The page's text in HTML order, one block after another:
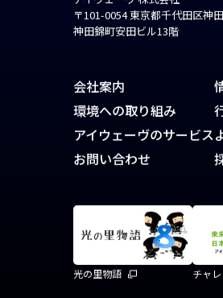
アイウェーヴ 株式会社
〒101-0054 東京都千代田区神
神田錦町安田ビル13階
会社案内
環境への取り組み
アイウェーヴのサービス
お問い合わせ
光の里物語 チャレ